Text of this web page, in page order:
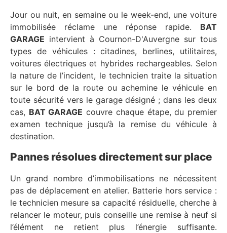
Jour ou nuit, en semaine ou le week-end, une voiture
immobilisée réclame une réponse rapide. BAT
GARAGE intervient à Cournon-D'Auvergne sur tous
types de véhicules : citadines, berlines, utilitaires,
voitures électriques et hybrides rechargeables. Selon
la nature de l’incident, le technicien traite la situation
sur le bord de la route ou achemine le véhicule en
toute sécurité vers le garage désigné ; dans les deux
cas, BAT GARAGE couvre chaque étape, du premier
examen technique jusqu’à la remise du véhicule à
destination.
Pannes résolues directement sur place
Un grand nombre d’immobilisations ne nécessitent
pas de déplacement en atelier. Batterie hors service :
le technicien mesure sa capacité résiduelle, cherche à
relancer le moteur, puis conseille une remise à neuf si
l’élément ne retient plus l’énergie suffisante.